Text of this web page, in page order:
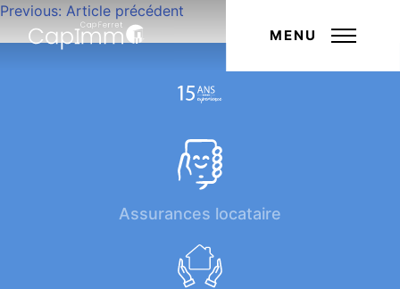
MENU
Navigation
de
Previous: Article précédent
Assurances locataire